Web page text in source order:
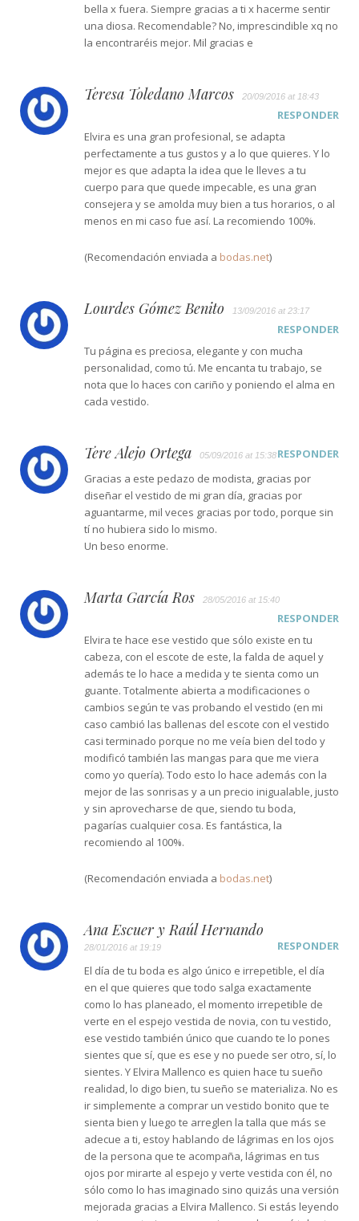
bella x fuera. Siempre gracias a ti x hacerme sentir
una diosa. Recomendable? No, imprescindible xq no
la encontraréis mejor. Mil gracias e
Teresa Toledano Marcos 20/09/2016 at 18:43
RESPONDER
Elvira es una gran profesional, se adapta
perfectamente a tus gustos y a lo que quieres. Y lo
mejor es que adapta la idea que le lleves a tu
cuerpo para que quede impecable, es una gran
consejera y se amolda muy bien a tus horarios, o al
menos en mi caso fue así. La recomiendo 100%.
(Recomendación enviada a bodas.net)
Lourdes Gómez Benito 13/09/2016 at 23:17
RESPONDER
Tu página es preciosa, elegante y con mucha
personalidad, como tú. Me encanta tu trabajo, se
nota que lo haces con cariño y poniendo el alma en
cada vestido.
Tere Alejo Ortega 05/09/2016 at 15:38RESPONDER
Gracias a este pedazo de modista, gracias por
diseñar el vestido de mi gran día, gracias por
aguantarme, mil veces gracias por todo, porque sin
tí no hubiera sido lo mismo.
Un beso enorme.
Marta García Ros 28/05/2016 at 15:40
RESPONDER
Elvira te hace ese vestido que sólo existe en tu
cabeza, con el escote de este, la falda de aquel y
además te lo hace a medida y te sienta como un
guante. Totalmente abierta a modificaciones o
cambios según te vas probando el vestido (en mi
caso cambió las ballenas del escote con el vestido
casi terminado porque no me veía bien del todo y
modificó también las mangas para que me viera
como yo quería). Todo esto lo hace además con la
mejor de las sonrisas y a un precio inigualable, justo
y sin aprovecharse de que, siendo tu boda,
pagarías cualquier cosa. Es fantástica, la
recomiendo al 100%.
(Recomendación enviada a bodas.net)
Ana Escuer y Raúl Hernando
28/01/2016 at 19:19
RESPONDER
El día de tu boda es algo único e irrepetible, el día
en el que quieres que todo salga exactamente
como lo has planeado, el momento irrepetible de
verte en el espejo vestida de novia, con tu vestido,
ese vestido también único que cuando te lo pones
sientes que sí, que es ese y no puede ser otro, sí, lo
sientes. Y Elvira Mallenco es quien hace tu sueño
realidad, lo digo bien, tu sueño se materializa. No es
ir simplemente a comprar un vestido bonito que te
sienta bien y luego te arreglen la talla que más se
adecue a ti, estoy hablando de lágrimas en los ojos
de la persona que te acompaña, lágrimas en tus
ojos por mirarte al espejo y verte vestida con él, no
sólo como lo has imaginado sino quizás una versión
mejorada gracias a Elvira Mallenco. Si estás leyendo